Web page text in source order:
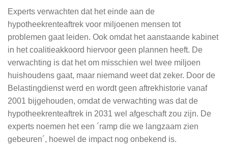
Experts verwachten dat het einde aan de
hypotheekrenteaftrek voor miljoenen mensen tot
problemen gaat leiden. Ook omdat het aanstaande kabinet
in het coalitieakkoord hiervoor geen plannen heeft. De
verwachting is dat het om misschien wel twee miljoen
huishoudens gaat, maar niemand weet dat zeker. Door de
Belastingdienst werd en wordt geen aftrekhistorie vanaf
2001 bijgehouden, omdat de verwachting was dat de
hypotheekrenteaftrek in 2031 wel afgeschaft zou zijn. De
experts noemen het een ´ramp die we langzaam zien
gebeuren´, hoewel de impact nog onbekend is.